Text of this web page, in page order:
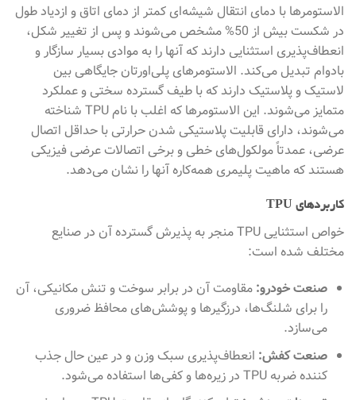
الاستومرها با دمای انتقال شیشه‌ای کمتر از دمای اتاق و ازدیاد طول
در شکست بیش از 50% مشخص می‌شوند و پس از تغییر شکل،
انعطاف‌پذیری استثنایی دارند که آنها را به موادی بسیار سازگار و
بادوام تبدیل می‌کند. الاستومرهای پلی‌اورتان جایگاهی بین
لاستیک و پلاستیک دارند که با طیف گسترده سختی و عملکرد
متمایز می‌شوند. این الاستومرها که اغلب با نام TPU شناخته
می‌شوند، دارای قابلیت پلاستیکی شدن حرارتی با حداقل اتصال
عرضی، عمدتاً مولکول‌های خطی و برخی اتصالات عرضی فیزیکی
هستند که ماهیت پلیمری همه‌کاره آنها را نشان می‌دهد.
کاربردهای TPU
خواص استثنایی TPU منجر به پذیرش گسترده آن در صنایع
مختلف شده است:
صنعت خودرو: مقاومت آن در برابر سوخت و تنش مکانیکی، آن
را برای شلنگ‌ها، درزگیرها و پوشش‌های محافظ ضروری
می‌سازد.
صنعت کفش: انعطاف‌پذیری سبک وزن و در عین حال جذب
کننده ضربه TPU در زیره‌ها و کفی‌ها استفاده می‌شود.